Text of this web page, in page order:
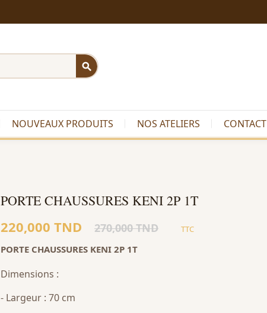
search
NOUVEAUX PRODUITS NOS ATELIERS CONTACT
PORTE CHAUSSURES KENI 2P 1T
220,000 TND 270,000 TND TTC
PORTE CHAUSSURES KENI 2P 1T
Dimensions :
- Largeur : 70 cm